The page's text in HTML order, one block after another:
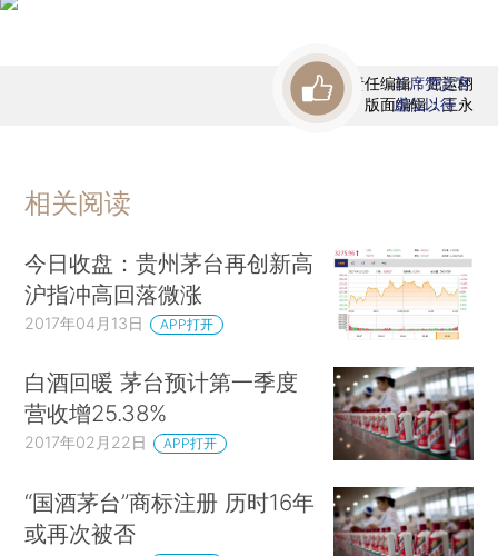
责任编辑：屈运栩
版面编辑：王永
首席赞赏官
虚位以待
相关阅读
今日收盘：贵州茅台再创新高
沪指冲高回落微涨
2017年04月13日 APP打开
白酒回暖 茅台预计第一季度
营收增25.38%
2017年02月22日 APP打开
“国酒茅台”商标注册 历时16年
或再次被否